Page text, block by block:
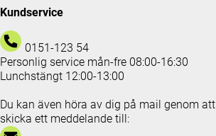
Kundservice
0151-123 54
Personlig service mån-fre 08:00-16:30
Lunchstängt 12:00-13:00
Du kan även höra av dig på mail genom att
skicka ett meddelande till: